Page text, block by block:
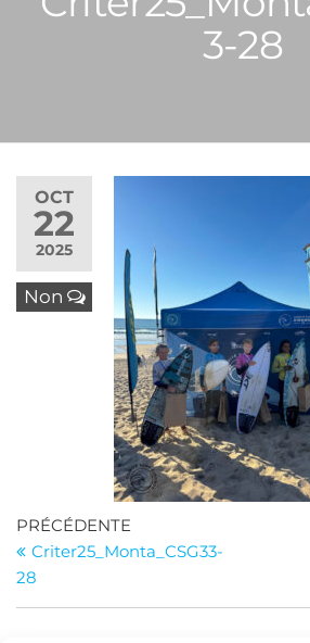
3-28
OCT
22
2025
Non
Navigation
de
l’article
Article
précédent
PRÉCÉDENTE
Criter25_Monta_CSG33-
28